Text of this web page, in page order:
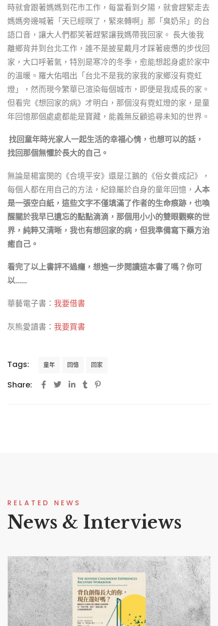
時就會跟著媽媽到花市工作，每當看到夕陽，就會趕緊走去
媽媽旁邊喊著「天已經暝了，緊來轉啊」那「臭奶呆」的台
語口音，讓大人們都笑著趕緊讓我媽帶我回家。 長大後我
離鄉背井到台北工作，誰不是披星戴月才踩著疲憊的步伐回
家，大口呼著氣，特別是寒冷的冬季，愈能想起身處於家中
的溫暖。羅大佑唱出「台北不是我的家我的家鄉沒有霓虹
燈」，然而現今繁華已渲染每個城市，即便是我成長的家。
但看完《想回家的病》才明白，那個沒有霓虹燈的家，是童
年回憶那個處處都能是寶藏，能義無反顧追尋未知的世界。
找回童年時光家人一起生活的幸福心情，也想可以的話，
找回那個無懼於長大的自己。
無論是楊富閔的《合境平安》還是江鵝的《俗女養成記》，
每個人都在用自己的方法，紀錄屬於自身的童年回憶， 人本
是一張空白紙，這些文字不僅填滿了作者的生命痕跡，也喚
醒關於我早已遺忘的點點滴滴，那個用小小的雙眼觀察的世
界，純粹又清晰，我也有想回家的病，但我準備寫下藥方治
癒自己。
看完了以上書評不過癮，想進一步閱讀這本書了嗎？你可
以……
華藝電子書： 我要借書
灰熊愛讀書： 我要買書
Tags: 童年 回憶 回家
Share:
RELATED NEWS
News & Interviews